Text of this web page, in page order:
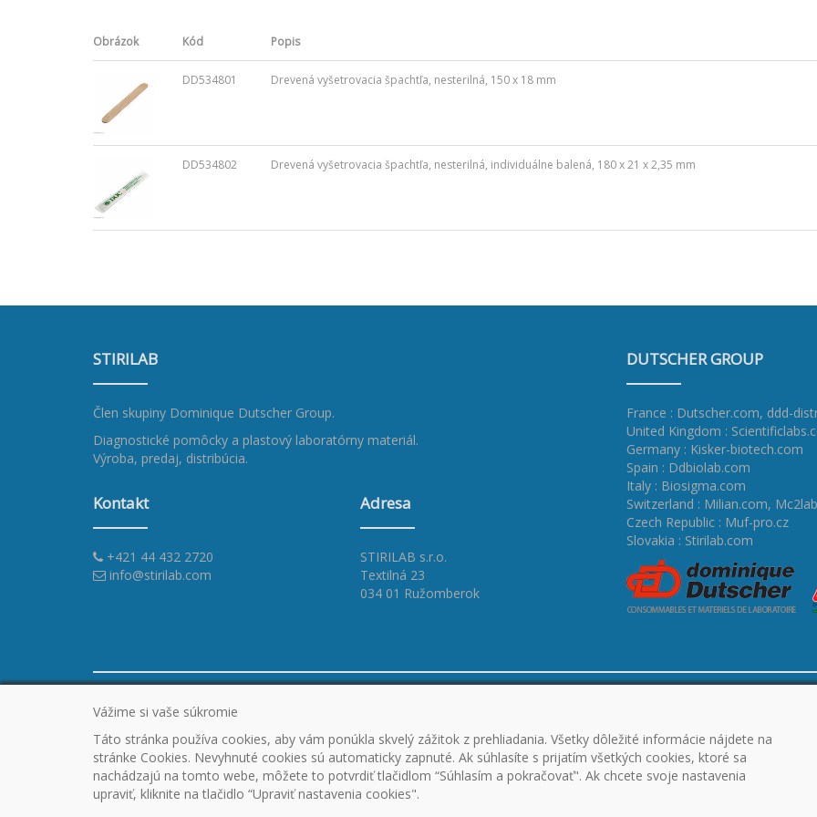
Obrázok Kód Popis
DD534801 Drevená vyšetrovacia špachtľa, nesterilná, 150 x 18 mm
DD534802 Drevená vyšetrovacia špachtľa, nesterilná, individuálne balená, 180 x 21 x 2,35 mm
STIRILAB
Člen skupiny Dominique Dutscher Group.
Diagnostické pomôcky a plastový laboratórny materiál.
Výroba, predaj, distribúcia.
Kontakt
+421 44 432 2720
info@stirilab.com
Adresa
STIRILAB s.r.o.
Textilná 23
034 01 Ružomberok
DUTSCHER GROUP
France : Dutscher.com, ddd-
United Kingdom :
Germany : Kisker-biotech.com
Spain : Ddbiolab.com
Italy : Biosigma.com
Switzerland : Milian.com,
Czech Republic : Muf-pro.cz
Slovakia : Stirilab.com
ÚVOD CERTIFIKÁTY
PODMIENKY
REKLAMAČNÝ PORIADOK
OCHRANA OSOBNÝCH ÚDAJOV
COOKIES
Vážime si vaše súkromie
Táto stránka používa cookies, aby vám ponúkla skvelý zážitok z prehliadania. Všetky dôležité informácie nájdete na
stránke Cookies. Nevyhnuté cookies sú automaticky zapnuté. Ak súhlasíte s prijatím všetkých cookies, ktoré sa
nachádzajú na tomto webe, môžete to potvrdiť tlačidlom “Súhlasím a pokračovať". Ak chcete svoje nastavenia
upraviť, kliknite na tlačidlo “Upraviť nastavenia cookies".